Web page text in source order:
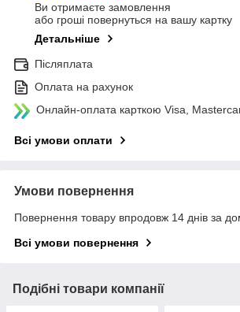
Ви отримаєте замовлення
або гроші повернуться на вашу картку
Детальніше
Післяплата
Оплата на рахунок
Онлайн-оплата карткою Visa,
Всі умови оплати
Умови повернення
Повернення товару впродовж 14 днів за
Всі умови повернення
Подібні товари компанії